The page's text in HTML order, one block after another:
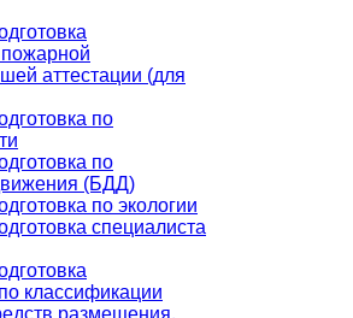
аттестации (для
по
по
(БДД)
по экологии
специалиста
классификации
размещения,